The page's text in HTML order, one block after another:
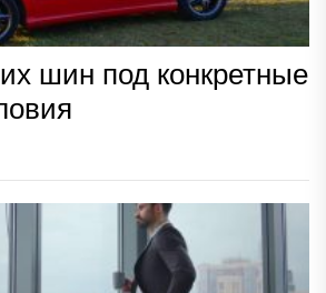
шин под конкретные